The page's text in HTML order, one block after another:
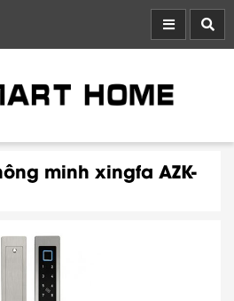
minh xingfa AZK-